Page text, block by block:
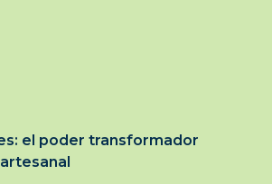
el poder transformador